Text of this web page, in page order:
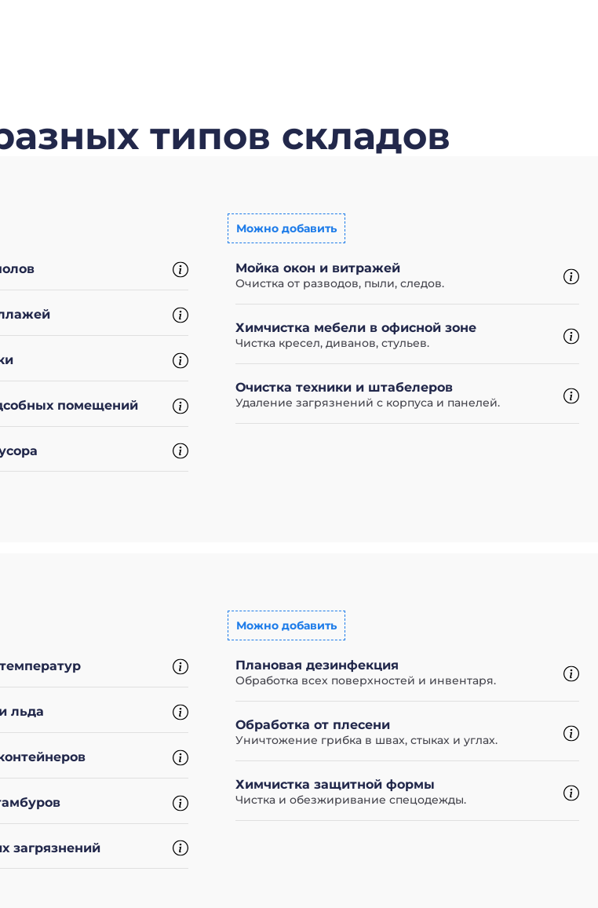
типов складов
помещений
Можно добавить
Мойка окон и витражей
Очистка от разводов, пыли, следов.
Химчистка мебели в офисной зоне
Чистка кресел, диванов, стульев.
Очистка техники и штабелеров
Удаление загрязнений с корпуса и панелей.
льда
загрязнений
Можно добавить
Плановая дезинфекция
Обработка всех поверхностей и инвентаря.
Обработка от плесени
Уничтожение грибка в швах, стыках и углах.
Химчистка защитной формы
Чистка и обезжиривание спецодежды.